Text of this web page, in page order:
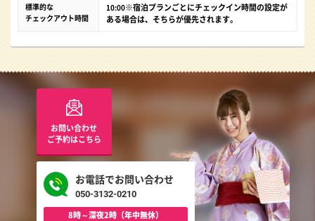
標準的な
チェックアウト時間
10:00※宿泊プランごとにチェックイン時間の設定が
ある場合は、そちらが優先されます。
お問い合わせ
ご予約はこちら
お電話でお問い合わせ
050-3132-0210
8時～深夜2時（年中無休）